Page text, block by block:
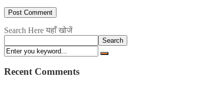
Search Here यहाँ खोजें
Search
Recent Comments